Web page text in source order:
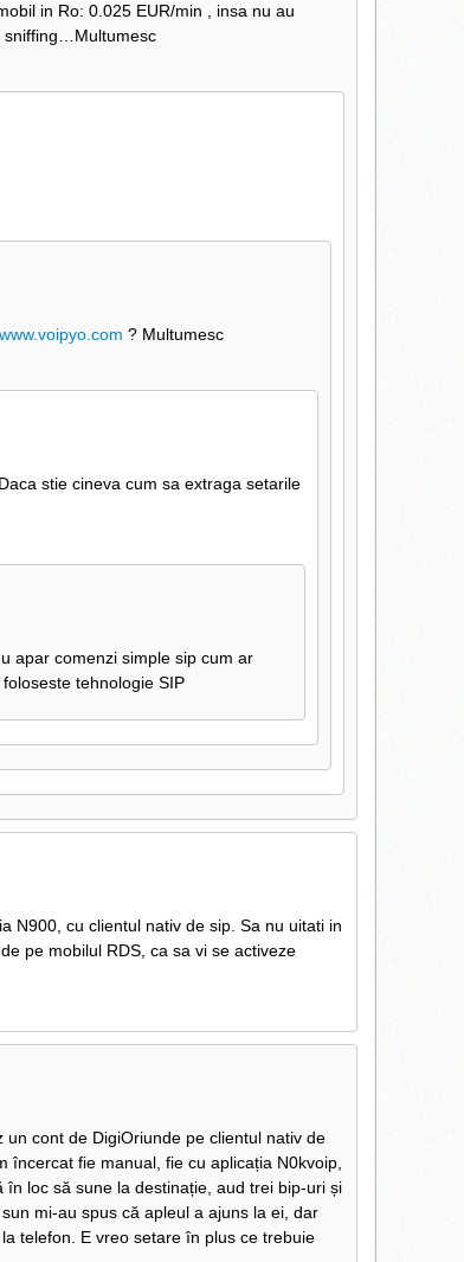
in Ro: 0.025 EUR/min , insa nu au
sniffing…Multumesc
? Multumesc
stie cineva cum sa extraga setarile
apar comenzi simple sip cum ar
tehnologie SIP
N900, cu clientul nativ de sip. Sa nu uitati in
pe mobilul RDS, ca sa vi se activeze
cont de DigiOriunde pe clientul nativ de
încercat fie manual, fie cu aplicația N0kvoip,
loc să sune la destinație, aud trei bip-uri și
mi-au spus că apleul a ajuns la ei, dar
telefon. E vreo setare în plus ce trebuie